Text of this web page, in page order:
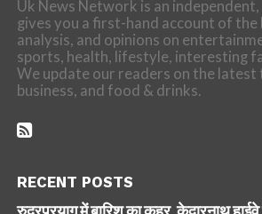
Uk News Network is an
gives you a first-hand account of the
analysis, and opinions on
sports, health, lifestyle, interesting
We update our readers on the latest
business, and food & drinks.
RECENT POSTS